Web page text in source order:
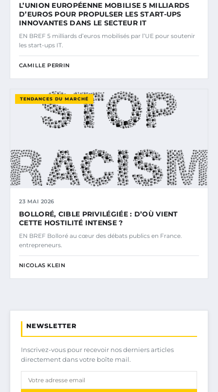
L’UNION EUROPÉENNE MOBILISE 5 MILLIARDS
D’EUROS POUR PROPULSER LES START-UPS
INNOVANTES DANS LE SECTEUR IT
EN BREF 5 milliards d’euros mobilisés par l’UE pour soutenir
les start-ups IT.
CAMILLE PERRIN
TENDANCES DU MARCHÉ
23 MAI 2026
BOLLORÉ, CIBLE PRIVILÉGIÉE : D’OÙ VIENT
CETTE HOSTILITÉ INTENSE ?
EN BREF Bolloré au cœur des débats publics en France.
entrepreneurs.
NICOLAS KLEIN
NEWSLETTER
Inscrivez-vous pour recevoir nos derniers articles
directement dans votre boîte mail.